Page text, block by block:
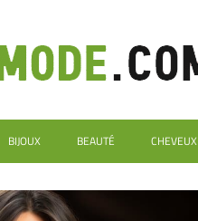
BIJOUX BEAUTÉ CHEVEUX